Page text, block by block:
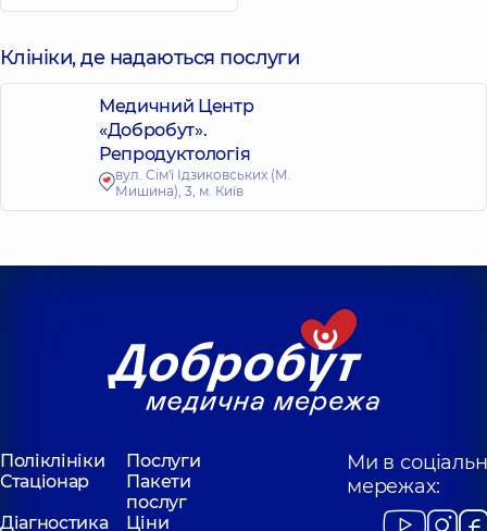
Клініки, де надаються послуги
Медичний Центр
«Добробут».
Репродуктологія
вул. Сім'ї Ідзиковських (М.
Мишина), 3, м. Київ
Поліклініки
Послуги
Стаціонар
Пакети
послуг
Діагностика
Ціни
Ми в
мережах: